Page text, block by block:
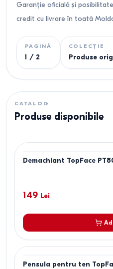
Garanție oficială și
credit cu livrare în toată
PAGINĂ
1 / 2
COLECȚIE
Produse
CATALOG
Produse disponibile
Demachiant TopFace
149 Lei
Pensula pentru ten